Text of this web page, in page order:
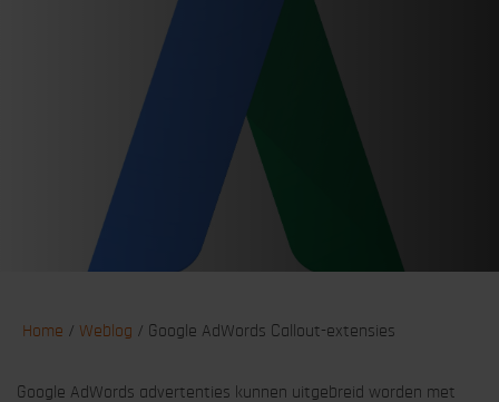
Home / Weblog / Google AdWords Callout-extensies
Google AdWords advertenties kunnen uitgebreid worden met